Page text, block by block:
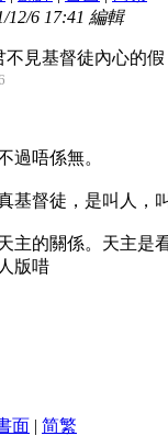
12/6 17:41 編輯
見基督徒內心的假
過唔係無。
基督徒，是叫人，
主的關係。天主是
版唶
面 | 简繁